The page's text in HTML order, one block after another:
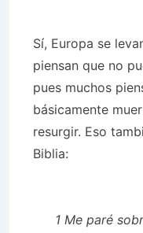
Sí, Europa se
piensan que no
pues muchos
básicamente
resurgir. Eso
Biblia:
1 Me paré